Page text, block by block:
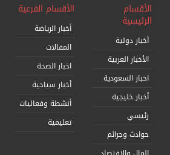
الأقسام
الرئيسية
أخبار دولية
الأخبار العربية
اخبار السعودية
أخبار خليجية
رئيسي
حوادث وجرائم
الأقسام الفرعية
أخبار الرياضة
المقالات
اخبار الصحة
أخبار سياحية
أنشطة وفعاليات
تعليمية